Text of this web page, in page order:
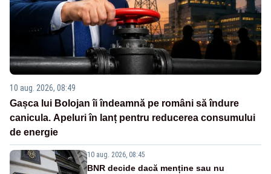
10 aug. 2026, 08:49
Gașca lui Bolojan îi îndeamnă pe români să îndure
canicula. Apeluri în lanț pentru reducerea consumului
de energie
10 aug. 2026, 08:45
BNR decide dacă menține sau nu